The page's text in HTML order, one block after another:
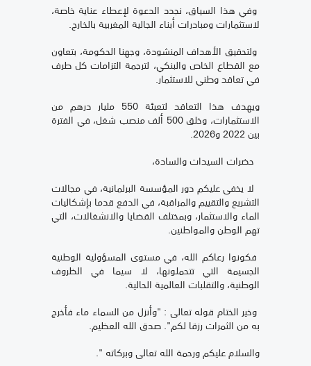
وفي هذا السياق، نجدد الدعوة لإعطاء عناية خاصة،
لاستثمارات ومبادرات أبناء الجالية المغربية بالخارج.
ولتحقيق الأهداف المنشودة، وجهنا الحكومة، بتعاون
مع القطاع الخاص والبنكي، لترجمة التزامات كل طرف
في تعاقد وطني للاستثمار.
ويهدف هذا التعاقد لتعبئة 550 مليار درهم من
الاستثمارات، وخلق 500 ألف منصب شغل، في الفترة
بين 2022 و2026.
حضرات السيدات والسادة،
لا يخفى عليكم دور المؤسسة البرلمانية، في مجالات
التشريع والتقييم والمراقبة، في الدفع قدما بإشكاليات
الماء والاستثمار، وبمختلف القضايا والانشغالات، التي
تهم الوطن والمواطنين.
فكونوا رعاكم الله، في مستوى المسؤولية الوطنية
الجسيمة التي تتحملونها، لا سيما في الظروف
الوطنية، والتقلبات العالمية الحالية.
وخير الختام قوله تعالى : "وأنزل من السماء ماء فأخرج
به من الثمرات رزقا لكم". صدق الله العظيم.
والسلام عليكم ورحمة الله تعالى وبركاته ".